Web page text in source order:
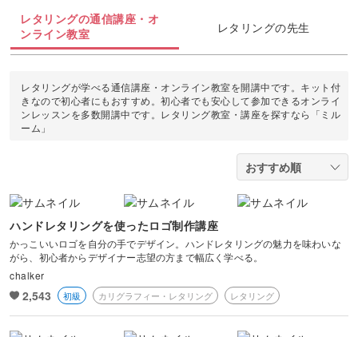
日本画
韓国キャンドル
サシェ
折り紙
カルトナージュ
つまみ細工
水引
レザークラフト
消しゴムはんこ
占い
フラワーアレンジメント
パーソナルカラー
暮らし
ピラティス
パン
和菓子
ブランディング
Webデザイン
カメラその他
カメラ基礎
画像編集ツール
構図
光・ライティング
風景・スナップ
物撮り・テーブルフォト
レタリングの通信講座・オ
ンライン教室
レタリングの先生
レタリングが学べる通信講座・オンライン教室を開講中です。キット付
きなので初心者にもおすすめ。初心者でも安心して参加できるオンライ
ンレッスンを多数開講中です。レタリング教室・講座を探すなら「ミル
ーム」
ハンドレタリングを使ったロゴ制作講座
かっこいいロゴを自分の手でデザイン。ハンドレタリングの魅力を味わいな
がら、初心者からデザイナー志望の方まで幅広く学べる。
chalker
2,543 初級 カリグラフィー・レタリング レタリング